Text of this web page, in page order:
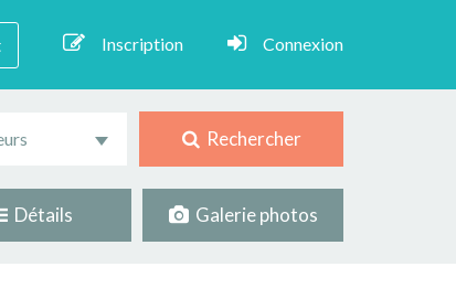
Inscription Connexion
Rechercher
Détails Galerie photos